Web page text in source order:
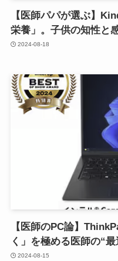
【医師パパが選ぶ】
栄養」。子供の知性と
2024-08-18
【医師のPC論】
く」を極める医師の“
2024-08-15